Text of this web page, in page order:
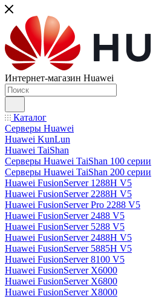
Интернет-магазин Huawei
Каталог
Серверы Huawei
Huawei KunLun
Huawei TaiShan
Серверы Huawei TaiShan 100 серии
Серверы Huawei TaiShan 200 серии
Huawei FusionServer 1288H V5
Huawei FusionServer 2288H V5
Huawei FusionServer Pro 2288 V5
Huawei FusionServer 2488 V5
Huawei FusionServer 5288 V5
Huawei FusionServer 2488H V5
Huawei FusionServer 5885H V5
Huawei FusionServer 8100 V5
Huawei FusionServer X6000
Huawei FusionServer X6800
Huawei FusionServer X8000